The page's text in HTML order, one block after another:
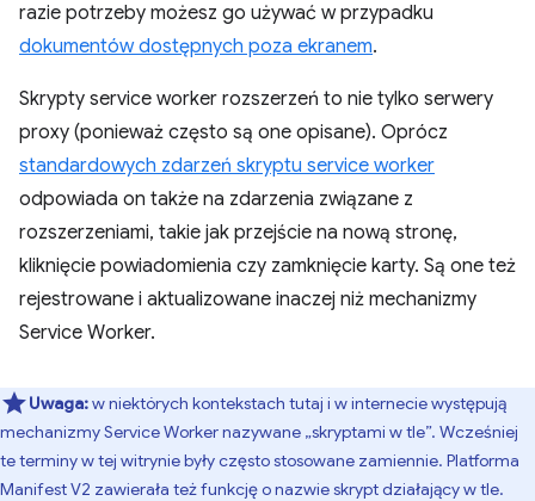
razie potrzeby możesz go używać w przypadku
dokumentów dostępnych poza ekranem.
Skrypty service worker rozszerzeń to nie tylko serwery
proxy (ponieważ często są one opisane). Oprócz
standardowych zdarzeń skryptu service worker
odpowiada on także na zdarzenia związane z
rozszerzeniami, takie jak przejście na nową stronę,
kliknięcie powiadomienia czy zamknięcie karty. Są one też
rejestrowane i aktualizowane inaczej niż mechanizmy
Service Worker.
Uwaga:w niektórych kontekstach tutaj i w internecie występują
mechanizmy Service Worker nazywane „skryptami w tle”. Wcześniej
te terminy w tej witrynie były często stosowane zamiennie. Platforma
Manifest V2 zawierała też funkcję o nazwie skrypt działający w tle.